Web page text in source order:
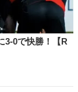
3-0で快勝！【R